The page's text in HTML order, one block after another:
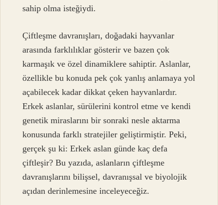
sahip olma isteğiydi.
Çiftleşme davranışları, doğadaki hayvanlar
arasında farklılıklar gösterir ve bazen çok
karmaşık ve özel dinamiklere sahiptir. Aslanlar,
özellikle bu konuda pek çok yanlış anlamaya yol
açabilecek kadar dikkat çeken hayvanlardır.
Erkek aslanlar, sürülerini kontrol etme ve kendi
genetik miraslarını bir sonraki nesle aktarma
konusunda farklı stratejiler geliştirmiştir. Peki,
gerçek şu ki: Erkek aslan günde kaç defa
çiftleşir? Bu yazıda, aslanların çiftleşme
davranışlarını bilişsel, davranışsal ve biyolojik
açıdan derinlemesine inceleyeceğiz.